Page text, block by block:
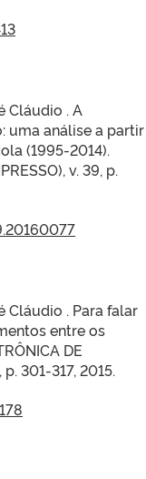
Cláudio . A
uma análise a partir
(1995-2014).
v. 39, p.
Cláudio . Para falar
entre os
DE
301-317, 2015.